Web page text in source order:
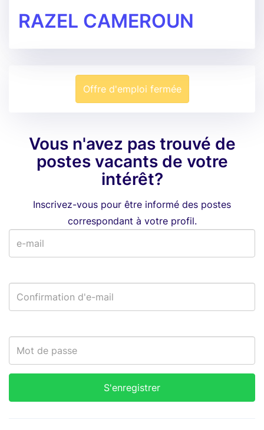
RAZEL CAMEROUN
Offre d'emploi fermée
Vous n'avez pas trouvé de
postes vacants de votre
intérêt?
Inscrivez-vous pour être informé des postes
correspondant à votre profil.